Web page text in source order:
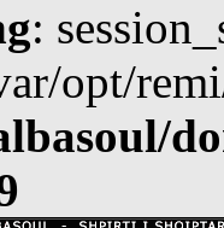
:
opt/